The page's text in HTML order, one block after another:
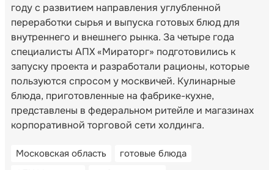
году с развитием направления углубленной
переработки сырья и выпуска готовых блюд для
внутреннего и внешнего рынка. За четыре года
специалисты АПХ «Мираторг» подготовились к
запуску проекта и разработали рационы, которые
пользуются спросом у москвичей. Кулинарные
блюда, приготовленные на фабрике-кухне,
представлены в федеральном ритейле и магазинах
корпоративной торговой сети холдинга.
Московская область
готовые блюда